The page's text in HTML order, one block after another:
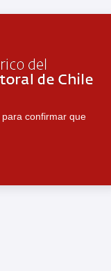
confirmar que